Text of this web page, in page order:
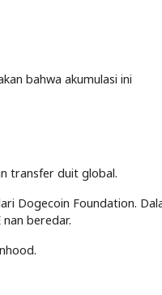
bahwa akumulasi ini
transfer duit global.
Dogecoin Foundation.
beredar.